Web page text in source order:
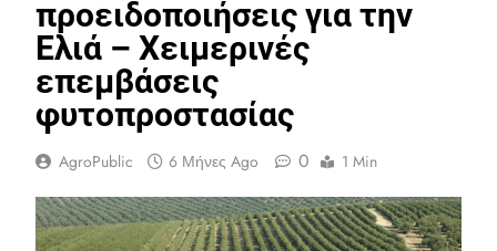
προειδοποιήσεις για την
Ελιά – Χειμερινές
επεμβάσεις
φυτοπροστασίας
AgroPublic 6 Μήνες Ago 0 1 Min